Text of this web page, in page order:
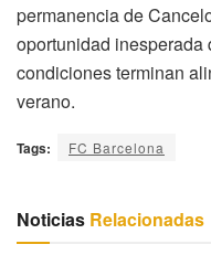
permanencia de
oportunidad inesperada
condiciones terminan
verano.
Tags: FC Barcelona
Noticias Relacionadas